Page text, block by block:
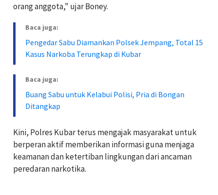
orang anggota," ujar Boney.
Baca juga:
Pengedar Sabu Diamankan Polsek Jempang, Total 15
Kasus Narkoba Terungkap di Kubar
Baca juga:
Buang Sabu untuk Kelabui Polisi, Pria di Bongan
Ditangkap
Kini, Polres Kubar terus mengajak masyarakat untuk
berperan aktif memberikan informasi guna menjaga
keamanan dan ketertiban lingkungan dari ancaman
peredaran narkotika.